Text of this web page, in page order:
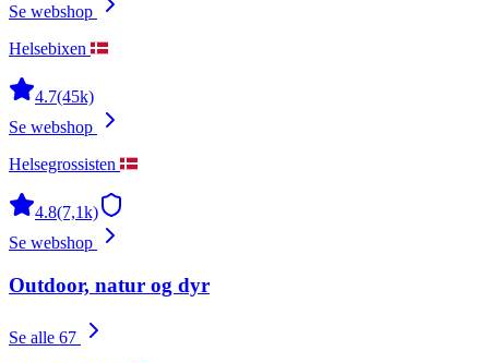
Se webshop
Helsebixen
4.7(45k)
Se webshop
Helsegrossisten
4.8(7,1k)
Se webshop
Outdoor, natur og dyr
Se alle 67